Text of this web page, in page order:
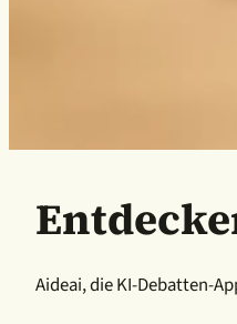
Aideai, die KI-Debatten-